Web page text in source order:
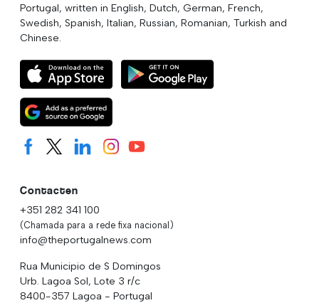
Portugal, written in English, Dutch, German, French,
Swedish, Spanish, Italian, Russian, Romanian, Turkish and
Chinese.
Contacten
+351 282 341 100
(Chamada para a rede fixa nacional)
info@theportugalnews.com
Rua Municipio de S Domingos
Urb. Lagoa Sol, Lote 3 r/c
8400-357 Lagoa - Portugal